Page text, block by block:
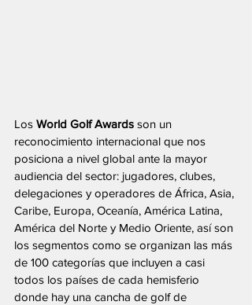
Los World Golf Awards son un
reconocimiento internacional que nos
posiciona a nivel global ante la mayor
audiencia del sector: jugadores, clubes,
delegaciones y operadores de África, Asia,
Caribe, Europa, Oceanía, América Latina,
América del Norte y Medio Oriente, así son
los segmentos como se organizan las más
de 100 categorías que incluyen a casi
todos los países de cada hemisferio
donde hay una cancha de golf de